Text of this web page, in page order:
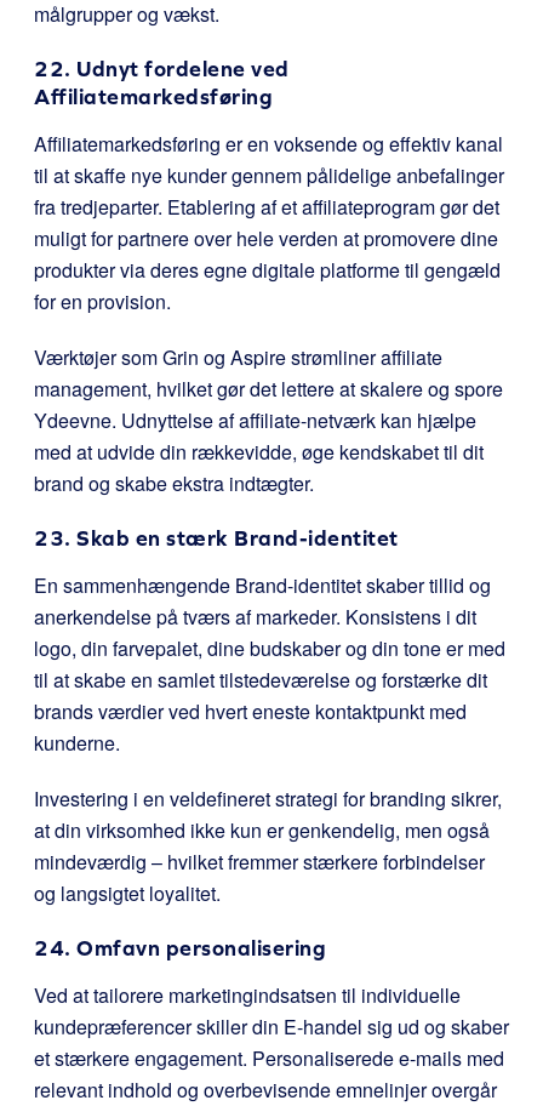
målgrupper og vækst.
22. Udnyt fordelene ved
Affiliatemarkedsføring
Affiliatemarkedsføring er en voksende og effektiv kanal
til at skaffe nye kunder gennem pålidelige anbefalinger
fra tredjeparter. Etablering af et affiliateprogram gør det
muligt for partnere over hele verden at promovere dine
produkter via deres egne digitale platforme til gengæld
for en provision.
Værktøjer som Grin og Aspire strømliner affiliate
management, hvilket gør det lettere at skalere og spore
Ydeevne. Udnyttelse af affiliate-netværk kan hjælpe
med at udvide din rækkevidde, øge kendskabet til dit
brand og skabe ekstra indtægter.
23. Skab en stærk Brand-identitet
En sammenhængende Brand-identitet skaber tillid og
anerkendelse på tværs af markeder. Konsistens i dit
logo, din farvepalet, dine budskaber og din tone er med
til at skabe en samlet tilstedeværelse og forstærke dit
brands værdier ved hvert eneste kontaktpunkt med
kunderne.
Investering i en veldefineret strategi for branding sikrer,
at din virksomhed ikke kun er genkendelig, men også
mindeværdig – hvilket fremmer stærkere forbindelser
og langsigtet loyalitet.
24. Omfavn personalisering
Ved at tailorere marketingindsatsen til individuelle
kundepræferencer skiller din E-handel sig ud og skaber
et stærkere engagement. Personaliserede e-mails med
relevant indhold og overbevisende emnelinjer overgår